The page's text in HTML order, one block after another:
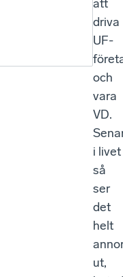
att
driva
UF-
och
vara
VD.
i livet
så
ser
det
helt
ut,